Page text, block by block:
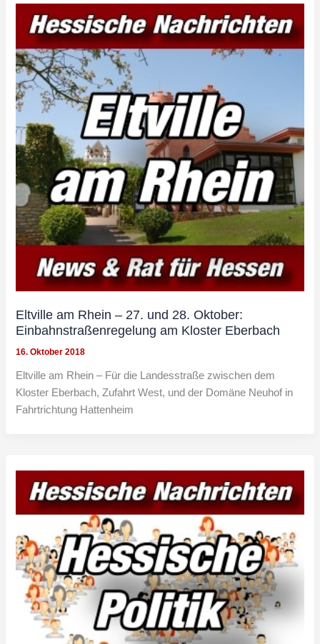
Eltville am Rhein – 27. und 28. Oktober:
Einbahnstraßenregelung am Kloster Eberbach
16. Oktober 2018
Eltville am Rhein – Für die Landesstraße zwischen dem
Kloster Eberbach, Zufahrt West, und der Domäne Neuhof in
Fahrtrichtung Hattenheim